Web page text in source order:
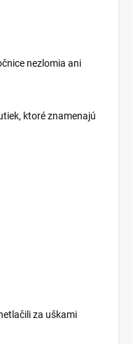
nezlomia ani
ktoré znamenajú
za uškami